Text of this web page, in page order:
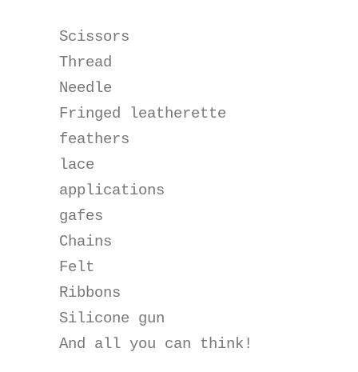
Scissors
Thread
Needle
Fringed leatherette
feathers
lace
applications
gafes
Chains
Felt
Ribbons
Silicone gun
And all you can think!